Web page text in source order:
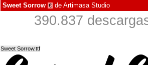
Sweet Sorrow € de Artimasa Studio
390.837
Sweet Sorrow.ttf